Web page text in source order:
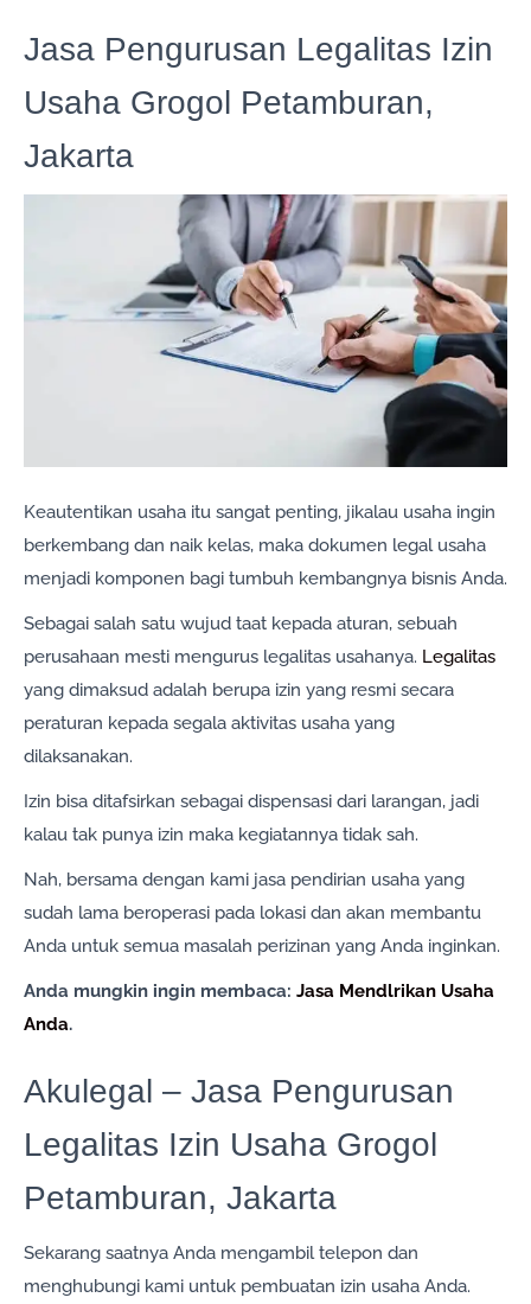
Jasa Pengurusan Legalitas Izin
Usaha Grogol Petamburan,
Jakarta
Keautentikan usaha itu sangat penting, jikalau usaha ingin
berkembang dan naik kelas, maka dokumen legal usaha
menjadi komponen bagi tumbuh kembangnya bisnis Anda.
Sebagai salah satu wujud taat kepada aturan, sebuah
perusahaan mesti mengurus legalitas usahanya. Legalitas
yang dimaksud adalah berupa izin yang resmi secara
peraturan kepada segala aktivitas usaha yang
dilaksanakan.
Izin bisa ditafsirkan sebagai dispensasi dari larangan, jadi
kalau tak punya izin maka kegiatannya tidak sah.
Nah, bersama dengan kami jasa pendirian usaha yang
sudah lama beroperasi pada lokasi dan akan membantu
Anda untuk semua masalah perizinan yang Anda inginkan.
Anda mungkin ingin membaca: Jasa Mendlrikan Usaha
Anda.
Akulegal – Jasa Pengurusan
Legalitas Izin Usaha Grogol
Petamburan, Jakarta
Sekarang saatnya Anda mengambil telepon dan
menghubungi kami untuk pembuatan izin usaha Anda.